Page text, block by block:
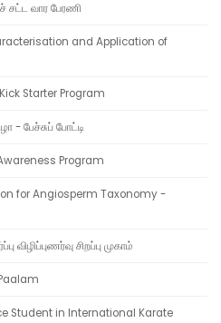
சட்ட வார பேரணி
and Application of
Starter Program
- பேச்சுப் போட்டி
Program
for Angiosperm Taxonomy -
விழிப்புணர்வு சிறப்பு முகாம்
Student in International Karate